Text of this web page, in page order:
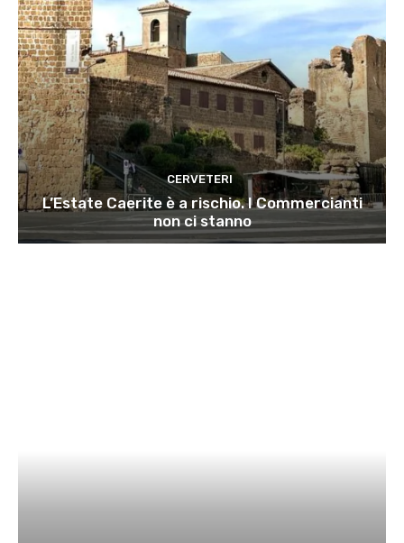
CERVETERI
L’Estate Caerite è a rischio. I Commercianti
non ci stanno